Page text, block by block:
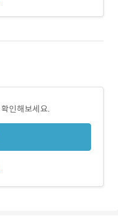
인해보세요.